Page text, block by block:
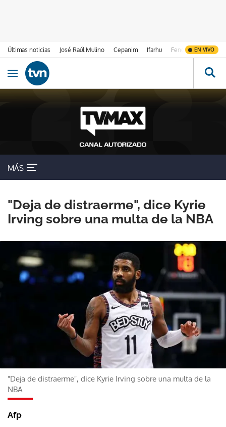
Últimas noticias José Raúl Mulino Cepanim Ifarhu Fenómeno de El
EN VIVO
Ir al contenido
Obrir navegació
MÁS
"Deja de distraerme", dice Kyrie
Irving sobre una multa de la NBA
"Deja de distraerme", dice Kyrie Irving sobre una multa de la
NBA
Afp